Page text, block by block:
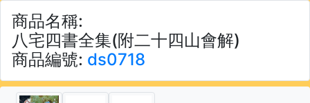
商品名稱:
八宅四書全集(附二十四山會解)
商品編號: ds0718